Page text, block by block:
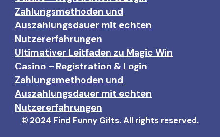
Zahlungsmethoden und
Auszahlungsdauer mit echten
Nutzererfahrungen
Ultimativer Leitfaden zu Magic Win
Casino – Registration & Login
Zahlungsmethoden und
Auszahlungsdauer mit echten
Nutzererfahrungen
© 2024 Find Funny Gifts. All rights reserved.